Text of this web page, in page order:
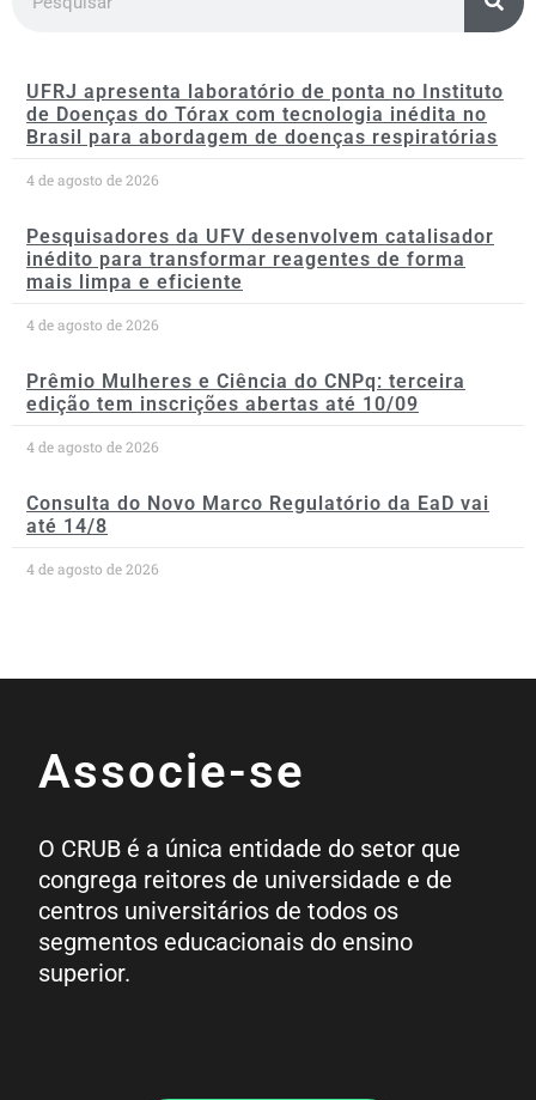
UFRJ apresenta laboratório de ponta no Instituto
de Doenças do Tórax com tecnologia inédita no
Brasil para abordagem de doenças respiratórias
4 de agosto de 2026
Pesquisadores da UFV desenvolvem catalisador
inédito para transformar reagentes de forma
mais limpa e eficiente
4 de agosto de 2026
Prêmio Mulheres e Ciência do CNPq: terceira
edição tem inscrições abertas até 10/09
4 de agosto de 2026
Consulta do Novo Marco Regulatório da EaD vai
até 14/8
4 de agosto de 2026
Associe-se
O CRUB é a única entidade do setor que
congrega reitores de universidade e de
centros universitários de todos os
segmentos educacionais do ensino
superior.